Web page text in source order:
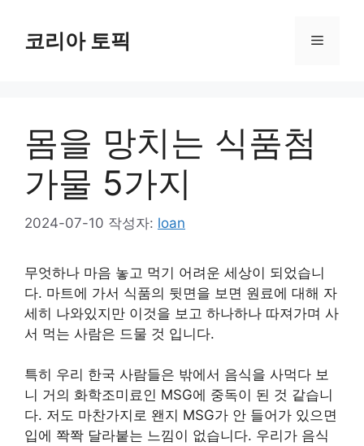
코리아 토픽 메
몸을 망치는 식품첨
가물 5가지
2024-07-10 작성자: loan
무엇하나 마음 놓고 먹기 어려운 세상이 되었습니
다. 마트에 가서 식품의 뒷면을 보면 원료에 대해 자
세히 나와있지만 이것을 보고 하나하나 따져가며 사
서 먹는 사람은 드물 것 입니다.
특히 우리 한국 사람들은 밖에서 음식을 사먹다 보
니 거의 화학조미료인 MSG에 중독이 된 것 같습니
다. 저도 마찬가지로 왠지 MSG가 안 들어가 있으면
입에 쫙쫙 달라붙는 느낌이 없습니다. 우리가 음식